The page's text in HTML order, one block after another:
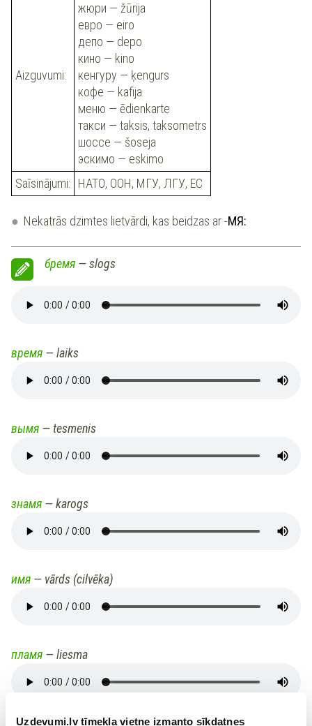
Uzdevumi.lv tīmekļa vietne izmanto sīkdatnes
Aizguvumi:
жюри — žūrija
евро — eiro
депо — depo
кино — kino
кенгуру — ķengurs
кофе — kafija
меню — ēdienkarte
такси — taksis, taksometrs
шоссе — šoseja
эскимо — eskimo
Saīsinājumi:
НАТО, ООН, МГУ, ЛГУ, ЕС
Nekatrās dzimtes lietvārdi, kas beidzas ar -МЯ:
бремя — slogs
время — laiks
вымя — tesmenis
знамя — karogs
имя — vārds (cilvēka)
пламя — liesma